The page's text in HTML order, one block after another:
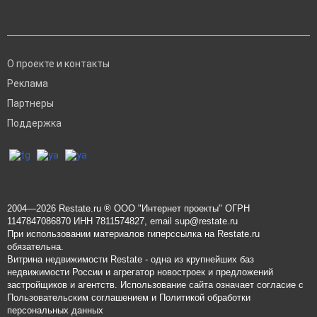
О проекте и контакты
Реклама
Партнеры
Поддержка
2004—2026 Restate.ru ® ООО "Интернет проекты" ОГРН
1147847086870 ИНН 7811574827, email sup@restate.ru
При использовании материалов гиперссылка на Restate.ru
обязательна.
Витрина недвижимости Restate - одна из крупнейших баз
недвижимости России и агрегатор новостроек и предложений
застройщиков и агентств. Использование сайта означает согласие с
Пользовательским соглашением и Политикой обработки
персональных данных